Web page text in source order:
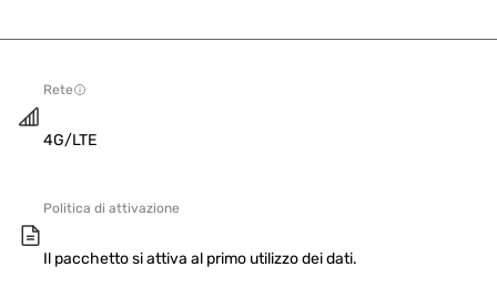
Rete
4G/LTE
Politica di attivazione
Il pacchetto si attiva al primo utilizzo dei dati.